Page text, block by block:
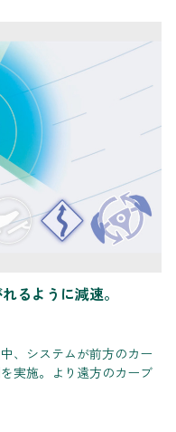
るように減速。
、システムが前方のカー
実施。より遠方のカーブ